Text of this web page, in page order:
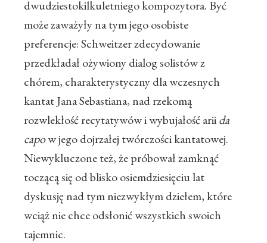
dwudziestokilkuletniego kompozytora. Być
może zaważyły na tym jego osobiste
preferencje: Schweitzer zdecydowanie
przedkładał ożywiony dialog solistów z
chórem, charakterystyczny dla wczesnych
kantat Jana Sebastiana, nad rzekomą
rozwlekłość recytatywów i wybujałość ariida
capow jego dojrzałej twórczości kantatowej.
Niewykluczone też, że próbował zamknąć
toczącą się od blisko osiemdziesięciu lat
dyskusję nad tym niezwykłym dziełem, które
wciąż nie chce odsłonić wszystkich swoich
tajemnic.